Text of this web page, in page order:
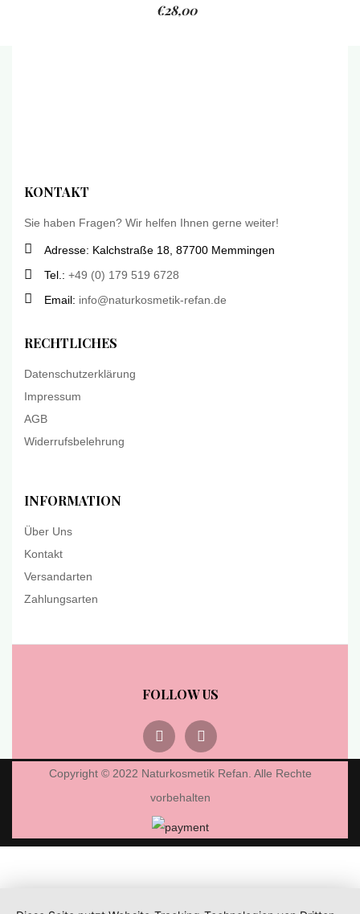
€28,00
KONTAKT
Sie haben Fragen? Wir helfen Ihnen gerne weiter!
Adresse: Kalchstraße 18, 87700 Memmingen
Tel.: +49 (0) 179 519 6728
Email: info@naturkosmetik-refan.de
RECHTLICHES
Datenschutzerklärung
Impressum
AGB
Widerrufsbelehrung
INFORMATION
Über Uns
Kontakt
Versandarten
Zahlungsarten
FOLLOW US
Copyright © 2022 Naturkosmetik Refan. Alle Rechte
vorbehalten